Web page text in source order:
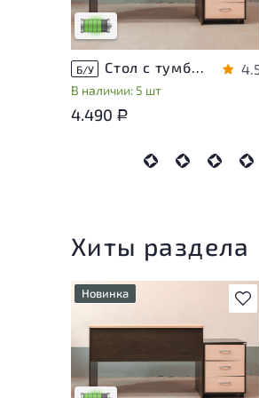
Низкая степень износа
Б/У Стол с тумбой ЛДСП Венге
В наличии: 5 шт
4.490 Р
Хиты раздела
В
Новинка
незначительные следы
эксплуатации, не влияющие
использования